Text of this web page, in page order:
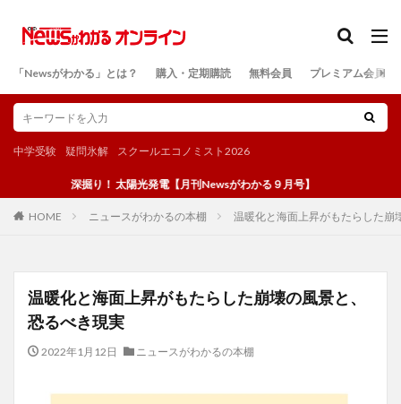
「Newsがわかる」とは？ 購入・定期購読 無料会員 プレミアム会員
中学受験 疑問氷解 スクールエコノミスト2026
深掘り！ 太陽光発電【月刊Newsがわかる９月号】
HOME ニュースがわかるの本棚 温暖化と海面上昇がもたらした崩
温暖化と海面上昇がもたらした崩壊の風景と、
恐るべき現実
2022年1月12日 ニュースがわかるの本棚
検索